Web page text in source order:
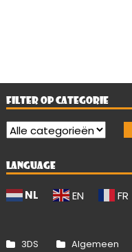
FILTER OP CATEGORIE
LANGUAGE
NL EN FR
3DS Algemeen